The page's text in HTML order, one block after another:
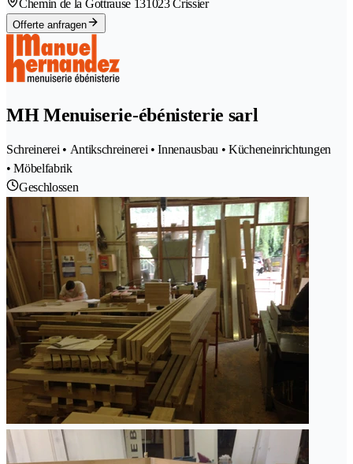
Chemin de la Gottrause 131023 Crissier
Offerte anfragen
MH Menuiserie-ébénisterie sarl
Schreinerei • Antikschreinerei • Innenausbau • Kücheneinrichtungen
• Möbelfabrik
Geschlossen